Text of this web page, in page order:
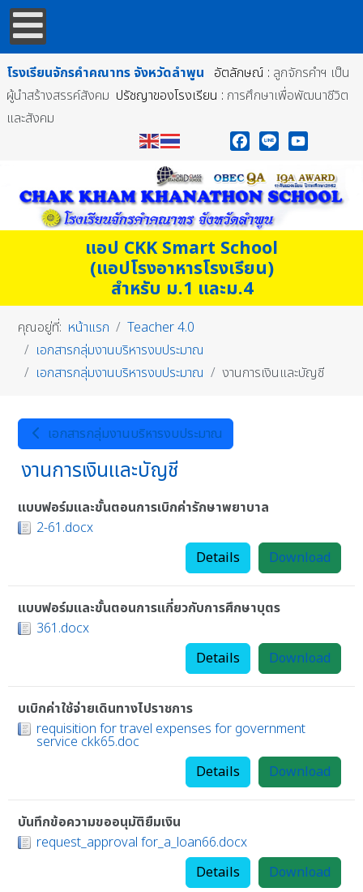
โรงเรียนจักรคำคณาทร จังหวัดลำพูน อัตลักษณ์ : ลูกจักรคำฯ เป็น
ผู้นำสร้างสรรค์สังคม ปรัชญาของโรงเรียน : การศึกษาเพื่อพัฒนาชีวิต
และสังคม
แอป CKK Smart School
(แอปโรงอาหารโรงเรียน)
สำหรับ ม.1 และม.4
คุณอยู่ที่: หน้าแรก
Teacher 4.0
เอกสารกลุ่มงานบริหารงบประมาณ
เอกสารกลุ่มงานบริหารงบประมาณ
งานการเงินและบัญชี
เอกสารกลุ่มงานบริหารงบประมาณ
งานการเงินและบัญชี
แบบฟอร์มและขั้นตอนการเบิกค่ารักษาพยาบาล
2-61.docx
Download
Details
แบบฟอร์มและขั้นตอนการเเกี่ยวกับการศึกษาบุตร
361.docx
Download
Details
บเบิกค่าใช้จ่ายเดินทางไปราชการ
requisition for travel expenses for government
service ckk65.doc
Download
Details
บันทึกข้อความขออนุมัติยืมเงิน
request_approval for_a_loan66.docx
Download
Details